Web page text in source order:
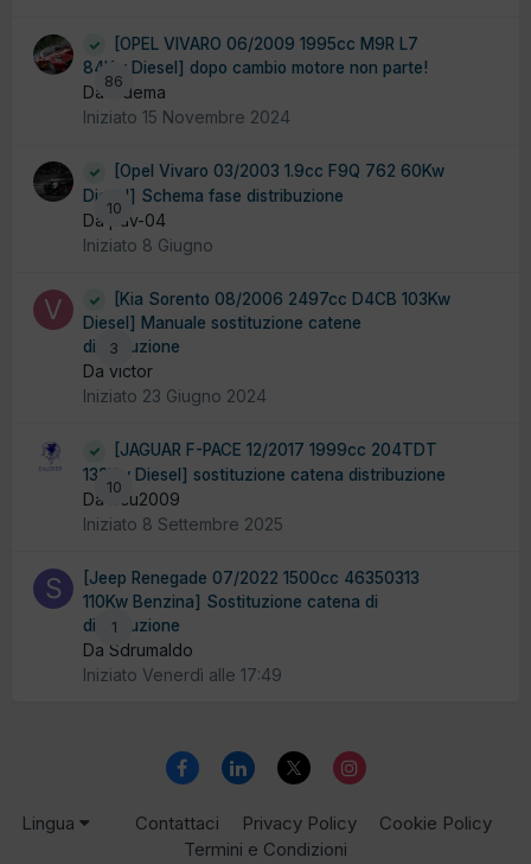
86
[OPEL VIVARO 06/2009 1995cc M9R L7
84Kw Diesel] dopo cambio motore non parte!
Da ludema
Iniziato 15 Novembre 2024
10
[Opel Vivaro 03/2003 1.9cc F9Q 762 60Kw
Diesel] Schema fase distribuzione
Da pav-04
Iniziato 8 Giugno
3
[Kia Sorento 08/2006 2497cc D4CB 103Kw
Diesel] Manuale sostituzione catene
distribuzione
Da victor
Iniziato 23 Giugno 2024
10
[JAGUAR F-PACE 12/2017 1999cc 204TDT
132Kw Diesel] sostituzione catena distribuzione
Da ecu2009
Iniziato 8 Settembre 2025
1
[Jeep Renegade 07/2022 1500cc 46350313
110Kw Benzina] Sostituzione catena di
distribuzione
Da Sdrumaldo
Iniziato Venerdì alle 17:49
Lingua Contattaci Privacy Policy
Cookie Policy
Termini e Condizioni